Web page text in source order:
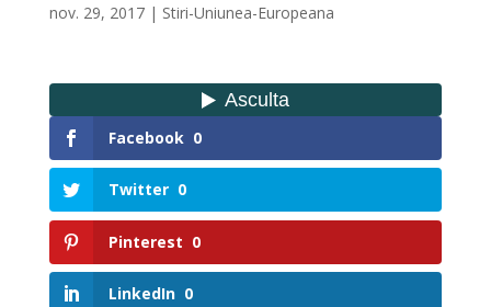
nov. 29, 2017| Stiri-Uniunea-Europeana
Facebook 0
Twitter 0
Pinterest 0
LinkedIn 0